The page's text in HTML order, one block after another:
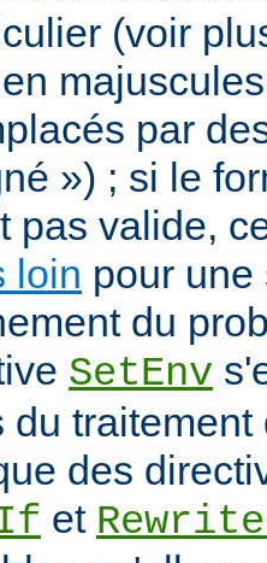
(voir
par
») ; si le
pas valide,
loin pour
du
SetEnv
du
des
et